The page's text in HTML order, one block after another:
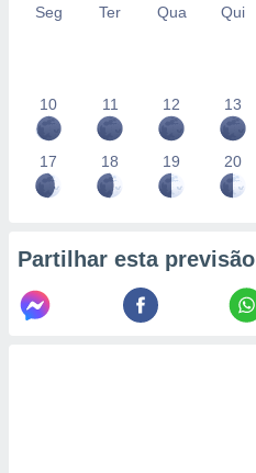
Seg Ter Qua Qui
10 11 12 13
17 18 19 20
Partilhar esta previsão